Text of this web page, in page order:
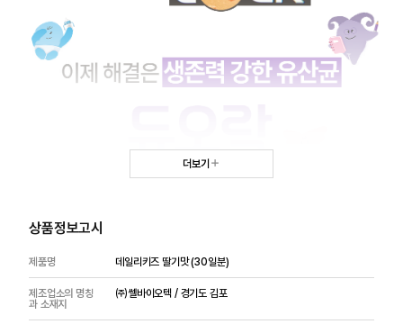
더보기
상품정보고시
제품명 데일리키즈 딸기맛 (30일분)
제조업소의 명칭
과 소재지
㈜쎌바이오텍 / 경기도 김포